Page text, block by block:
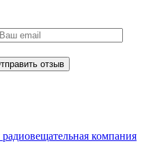
отзыв
радиовещательная компания